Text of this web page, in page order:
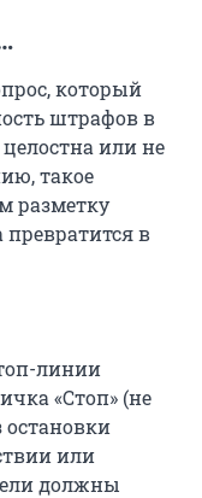
который
штрафов в
или не
такое
разметку
превратится в
линии
«Стоп» (не
остановки
или
должны